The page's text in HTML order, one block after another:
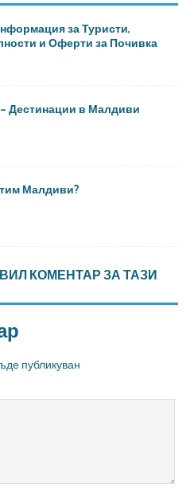
за Туристи,
и Оферти за Почивка
Дестинации в Малдиви
Малдиви?
КОМЕНТАР ЗА ТАЗИ
публикуван